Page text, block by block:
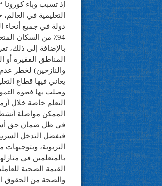
دولة في جميع أنحاء
بالإضافة إلى ذلك،
المناطق الفقيرة أو
والنازحين) لخطر
يعاني فيها قطاع
الممكن مواصلة
في ظل ضمان حق
فبفضل التدخل
التربوية،
بالمتعلمين في
القيمة الصحية
والصحة من الحقوق